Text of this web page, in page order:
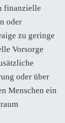
finanzielle
oder
zu geringe
Vorsorge
oder über
Menschen ein